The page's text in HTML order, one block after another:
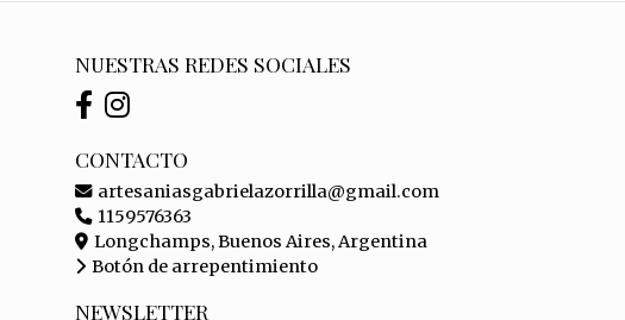
NUESTRAS REDES SOCIALES
CONTACTO
artesaniasgabrielazorrilla@gmail.com
1159576363
Longchamps, Buenos Aires, Argentina
Botón de arrepentimiento
NEWSLETTER